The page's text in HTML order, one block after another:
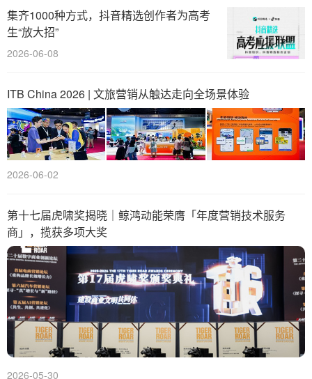
集齐1000种方式，抖音精选创作者为高考
生“放大招”
2026-06-08
ITB China 2026 | 文旅营销从触达走向全场景体验
2026-06-02
第十七届虎啸奖揭晓｜鲸鸿动能荣膺「年度营销技术服务
商」，揽获多项大奖
2026-05-30